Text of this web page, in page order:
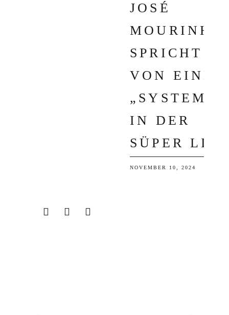
OSÉ M
OURINHO S
PRICHT V
ON EINEM „
SYSTEM“ I
N DER S
ÜPER LIG
NOVEMBER 10, 2024